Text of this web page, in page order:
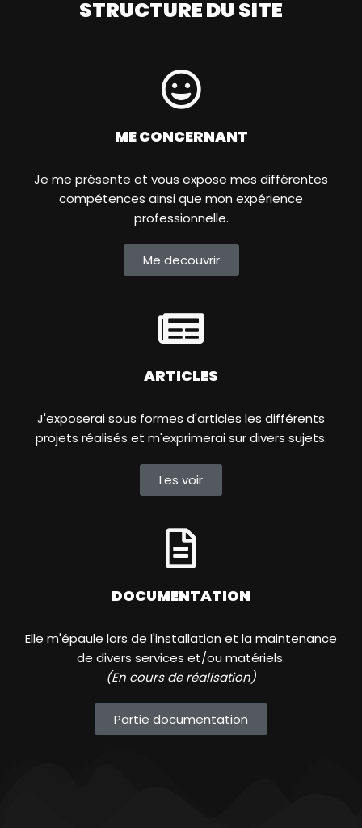
STRUCTURE DU SITE
ME CONCERNANT
Je me présente et vous expose mes différentes
compétences ainsi que mon expérience
professionnelle.
Me decouvrir
ARTICLES
J'exposerai sous formes d'articles les différents
projets réalisés et m'exprimerai sur divers sujets.
Les voir
DOCUMENTATION
Elle m'épaule lors de l'installation et la maintenance
de divers services et/ou matériels.
(En cours de réalisation)
Partie documentation